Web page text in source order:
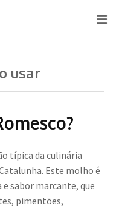
usar
típica da culinária
Este molho é
sabor marcante, que
pimentões,